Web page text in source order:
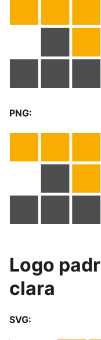
PNG:
Logo
clara
SVG: